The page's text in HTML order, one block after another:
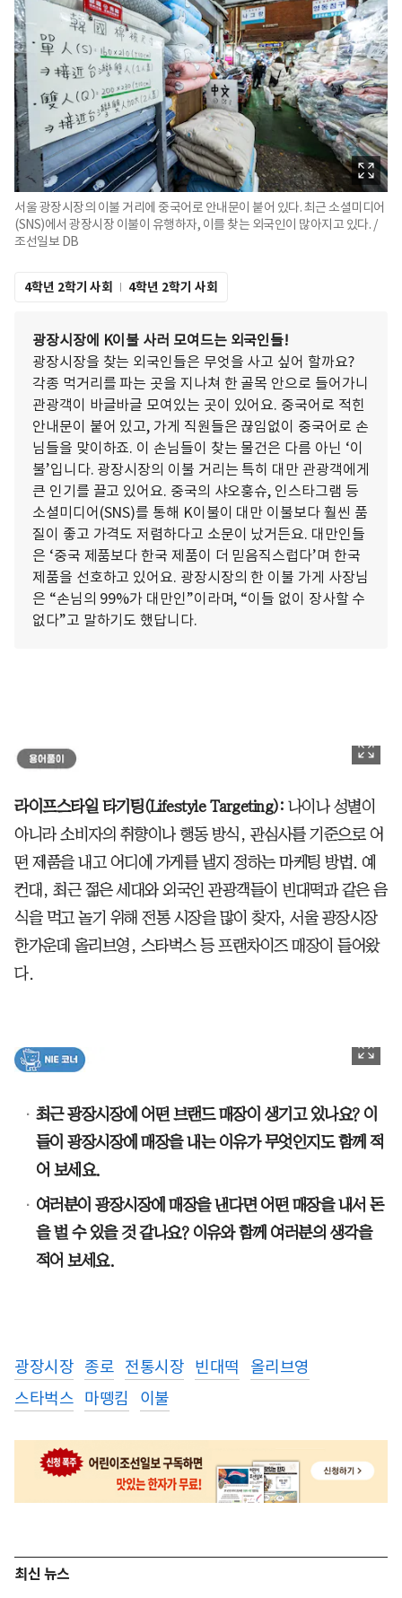
서울 광장시장의 이불 거리에 중국어로 안내문이 붙어 있다. 최근 소셜미디어
(SNS)에서 광장시장 이불이 유행하자, 이를 찾는 외국인이 많아지고 있다. /
조선일보 DB
4학년 2학기 사회 4학년 2학기 사회
광장시장에 K이불 사러 모여드는 외국인들!
광장시장을 찾는 외국인들은 무엇을 사고 싶어 할까요?
각종 먹거리를 파는 곳을 지나쳐 한 골목 안으로 들어가니
관광객이 바글바글 모여있는 곳이 있어요. 중국어로 적힌
안내문이 붙어 있고, 가게 직원들은 끊임없이 중국어로 손
님들을 맞이하죠. 이 손님들이 찾는 물건은 다름 아닌 ‘이
불’입니다. 광장시장의 이불 거리는 특히 대만 관광객에게
큰 인기를 끌고 있어요. 중국의 샤오훙슈, 인스타그램 등
소셜미디어(SNS)를 통해 K이불이 대만 이불보다 훨씬 품
질이 좋고 가격도 저렴하다고 소문이 났거든요. 대만인들
은 ‘중국 제품보다 한국 제품이 더 믿음직스럽다’며 한국
제품을 선호하고 있어요. 광장시장의 한 이불 가게 사장님
은 “손님의 99%가 대만인”이라며, “이들 없이 장사할 수
없다”고 말하기도 했답니다.
라이프스타일 타기팅(Lifestyle Targeting): 나이나 성별이
아니라 소비자의 취향이나 행동 방식, 관심사를 기준으로 어
떤 제품을 내고 어디에 가게를 낼지 정하는 마케팅 방법. 예
컨대, 최근 젊은 세대와 외국인 관광객들이 빈대떡과 같은 음
식을 먹고 놀기 위해 전통 시장을 많이 찾자, 서울 광장시장
한가운데 올리브영, 스타벅스 등 프랜차이즈 매장이 들어왔
다.
최근 광장시장에 어떤 브랜드 매장이 생기고 있나요? 이
들이 광장시장에 매장을 내는 이유가 무엇인지도 함께 적
어 보세요.
여러분이 광장시장에 매장을 낸다면 어떤 매장을 내서 돈
을 벌 수 있을 것 같나요? 이유와 함께 여러분의 생각을
적어 보세요.
광장시장 종로 전통시장 빈대떡
올리브영
스타벅스 마뗑킴 이불
최신 뉴스